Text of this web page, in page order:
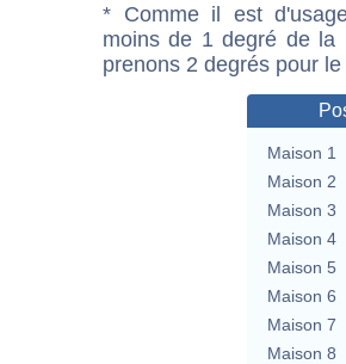
* Comme il est
moins de 1 degré de la
prenons 2 degrés pour
Maison 1
Maison 2
Maison 3
Maison 4
Maison 5
Maison 6
Maison 7
Maison 8